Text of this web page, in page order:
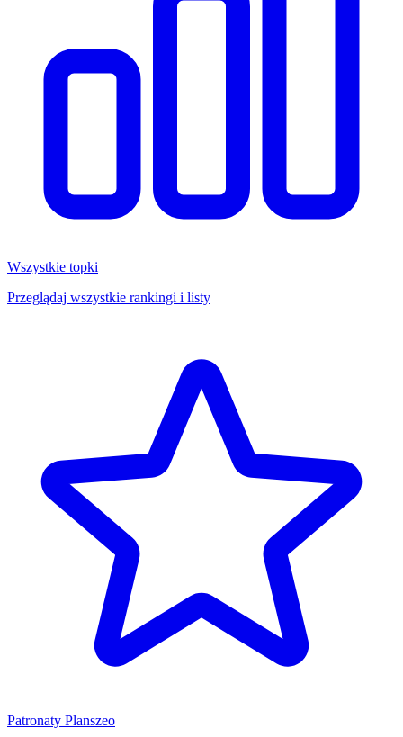
Wszystkie topki
Przeglądaj wszystkie rankingi i listy
Patronaty Planszeo